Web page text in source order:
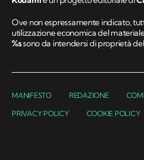
MANIFESTO REDAZIONE